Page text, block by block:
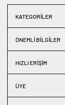
KATEGORILER
ÖNEMLI BILGILER
HIZLI ERIŞIM
ÜYE